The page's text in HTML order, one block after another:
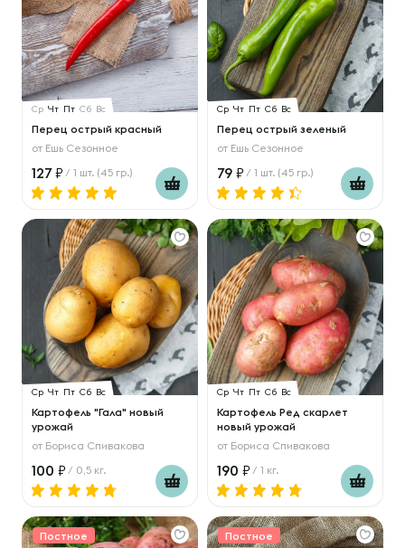
Ср Чт Пт Сб Вс
Перец острый красный
от Ешь Сезонное
127 / 1 шт. (45 гр.)
Ср Чт Пт Сб Вс
Перец острый зеленый
от Ешь Сезонное
79 / 1 шт. (45 гр.)
Ср Чт Пт Сб Вс
Картофель "Гала" новый
урожай
от Бориса Спивакова
100 / 0,5 кг.
Ср Чт Пт Сб Вс
Картофель Ред скарлет
новый урожай
от Бориса Спивакова
190 / 1 кг.
Постное
Постное